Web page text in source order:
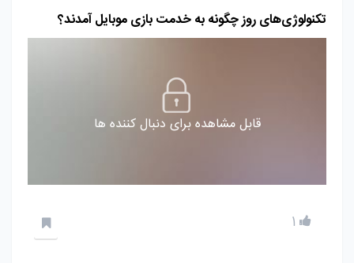
تکنولوژی‌های روز چگونه به خدمت بازی موبایل آمدند؟
قابل مشاهده برای دنبال کننده ها
1